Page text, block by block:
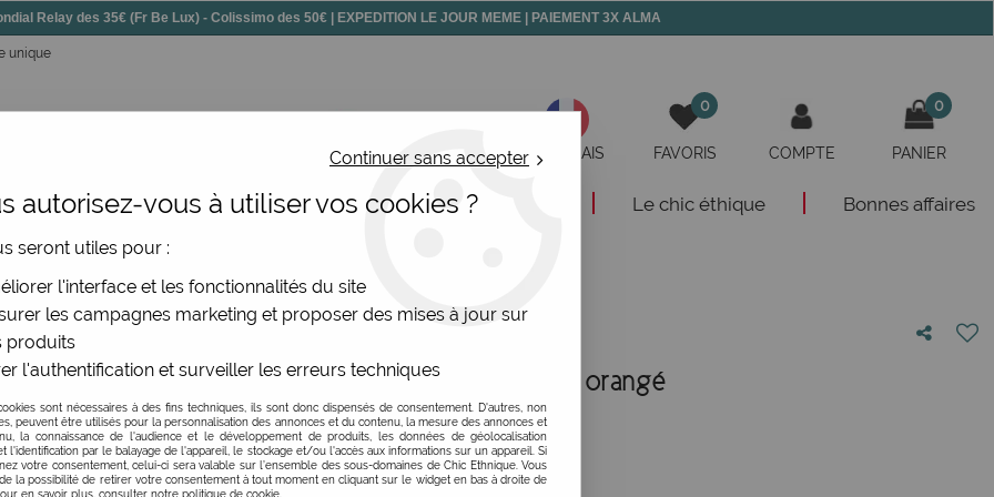
Relay des 35€ (Fr Be Lux) - Colissimo des 50€ | EXPEDITION LE JOUR MEME | PAIEMENT 3X ALMA
unique
FRANÇAIS
0
FAVORIS COMPTE
0
PANIER
Chaussures Bijoux Nouveautés Le chic éthique Bonnes affaires
carrée Besace femme en cuir rouge orangé
Besace femme en cuir rouge orangé
Soyez le premier à donner votre avis !
69,00 €TTC
Continuer sans accepter
autorisez-vous à utiliser vos cookies ?
seront utiles pour :
l'interface et les fonctionnalités du site
les campagnes marketing et proposer des mises à jour sur
produits
l'authentification et surveiller les erreurs techniques
sont nécessaires à des fins techniques, ils sont donc dispensés de consentement. D'autres, non
peuvent être utilisés pour la personnalisation des annonces et du contenu, la mesure des annonces et
la connaissance de l'audience et le développement de produits, les données de géolocalisation
l'identification par le balayage de l'appareil, le stockage et/ou l'accès aux informations sur un appareil. Si
votre consentement, celui-ci sera valable sur l’ensemble des sous-domaines de Chic Ethnique. Vous
la possibilité de retirer votre consentement à tout moment en cliquant sur le widget en bas à droite de
en savoir plus, consulter notre politique de cookie.